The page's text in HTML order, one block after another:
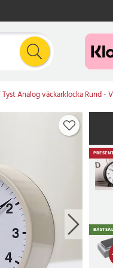
Tyst Analog väckarklocka Rund -